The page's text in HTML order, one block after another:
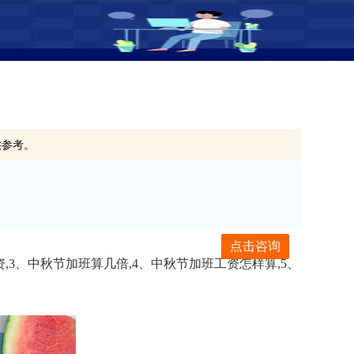
考。
点击咨询
、中秋节加班算几倍,4、中秋节加班工资怎样算,5、